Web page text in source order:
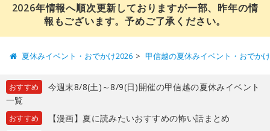
2026年情報へ順次更新しておりますが一部、昨年の情
報もございます。予めご了承ください。
夏休みイベント・おでかけ2026 甲信越の夏休みイベント・おでか
おすすめ
今週末8/8(土)～8/9(日)開催の甲信越の夏休みイベント
一覧
おすすめ 【漫画】夏に読みたいおすすめの怖い話まとめ